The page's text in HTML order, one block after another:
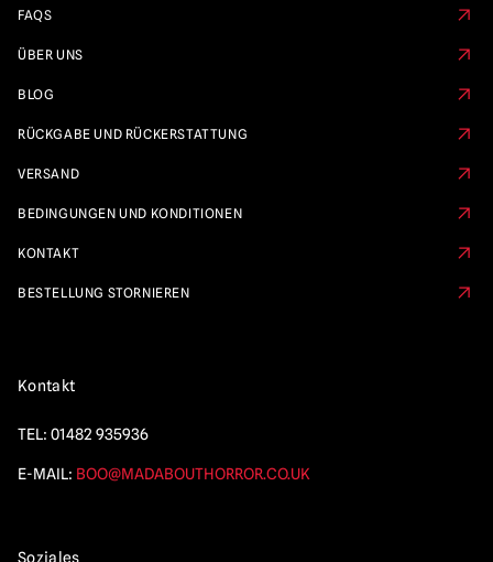
FAQS
ÜBER UNS
BLOG
RÜCKGABE UND RÜCKERSTATTUNG
VERSAND
BEDINGUNGEN UND KONDITIONEN
KONTAKT
BESTELLUNG STORNIEREN
Kontakt
TEL: 01482 935936
E-MAIL: BOO@MADABOUTHORROR.CO.UK
Soziales